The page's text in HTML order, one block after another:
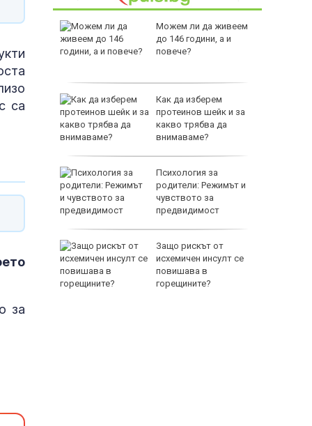
са
за
с
се
Можем ли да живеем
до 146 години, а и
повече?
Как да изберем
протеинов шейк и за
какво трябва да
внимаваме?
Психология за
родители: Режимът и
чувството за
предвидимост
Защо рискът от
исхемичен инсулт се
повишава в
горещините?